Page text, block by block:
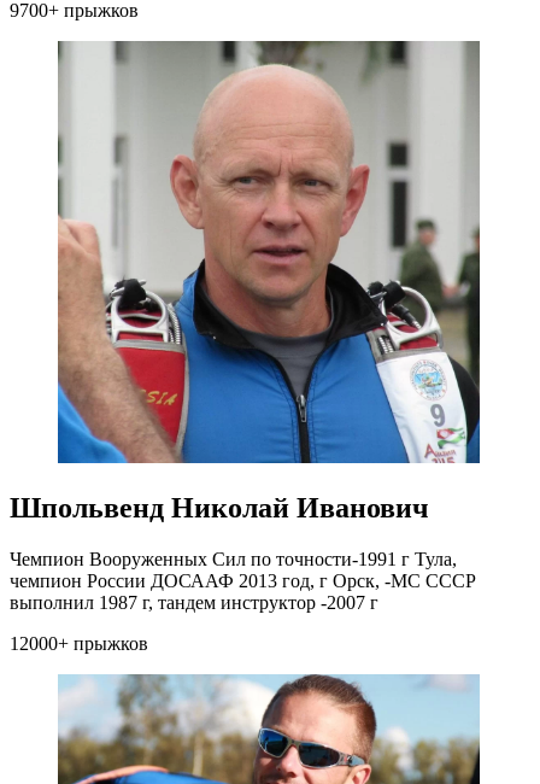
9700+ прыжков
Шпольвенд Николай Иванович
Чемпион Вооруженных Сил по точности-1991 г Тула,
чемпион России ДОСААФ 2013 год, г Орск, -МС СССР
выполнил 1987 г, тандем инструктор -2007 г
12000+ прыжков